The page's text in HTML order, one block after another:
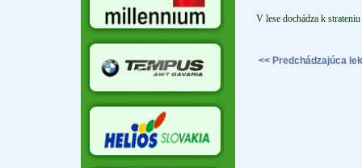
V lese dochádza k
<< Predchádzajúca